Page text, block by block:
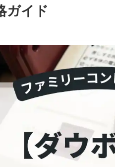
ガイド